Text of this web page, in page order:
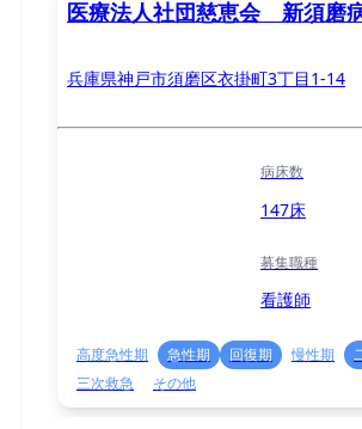
医療法人社団慈恵会 新須磨
兵庫県神戸市須磨区衣掛町3丁目1-14
病床数
147床
募集職種
看護師
高度急性期 急性期 回復期 慢性期
三次救急
その他